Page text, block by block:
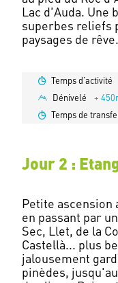
Lac d'Auda. Une
superbes reliefs
paysages de rêve.
Temps d'activité
Dénivelé
+
Temps de
Jour 2 :
Petite ascension
en passant par
Sec, Llet, de la
Castellà... plus
jalousement
pinèdes,